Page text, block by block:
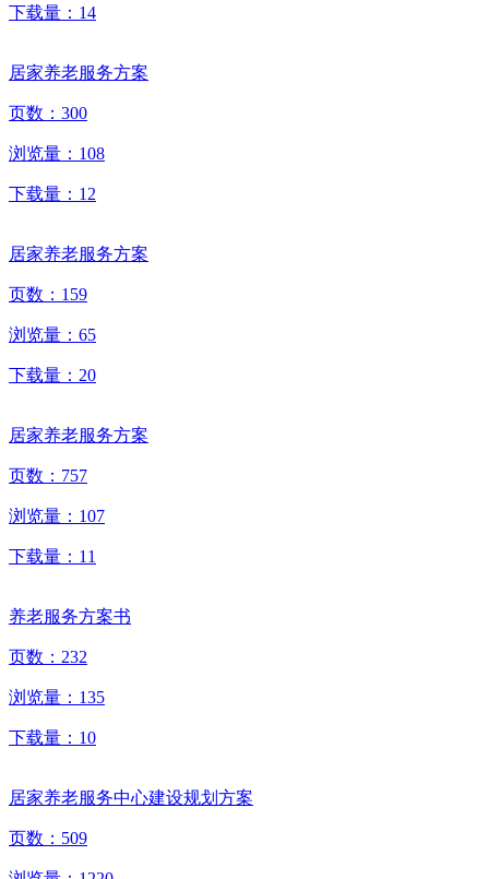
下载量： 14
居家养老服务方案
页数： 300
浏览量： 108
下载量： 12
居家养老服务方案
页数： 159
浏览量： 65
下载量： 20
居家养老服务方案
页数： 757
浏览量： 107
下载量： 11
养老服务方案书
页数： 232
浏览量： 135
下载量： 10
居家养老服务中心建设规划方案
页数： 509